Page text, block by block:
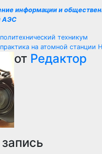
информации и
АЭС
техникум
на атомной станции
от Редактор